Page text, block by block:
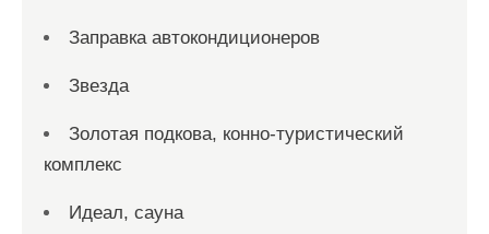
Заправка автокондиционеров
Звезда
Золотая подкова, конно-туристический
комплекс
Идеал, сауна